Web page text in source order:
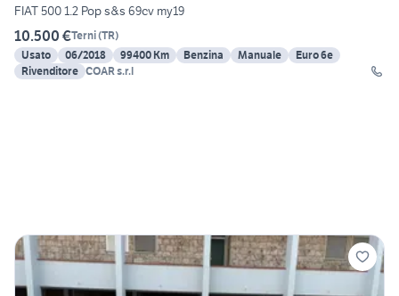
FIAT 500 1.2 Pop s&s 69cv my19
10.500 €Terni(TR)
Usato
06/2018 99400 Km Benzina Manuale
Euro 6e
Rivenditore COAR s.r.l